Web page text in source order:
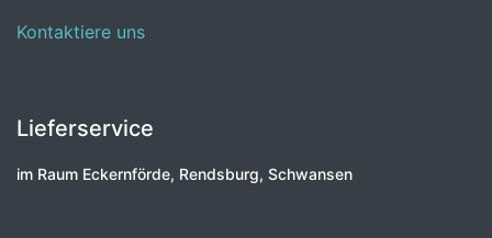
Kontaktiere uns
Lieferservice
im Raum Eckernförde, Rendsburg, Schwansen